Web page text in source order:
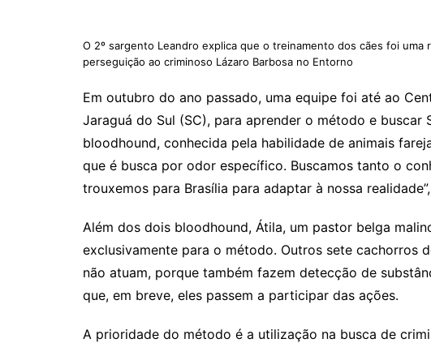
O 2º sargento Leandro explica que o treinamento dos cães foi
perseguição ao criminoso Lázaro Barbosa no Entorno
Em outubro do ano passado, uma equipe foi até ao
Jaraguá do Sul (SC), para aprender o método e buscar
bloodhound, conhecida pela habilidade de animais
que é busca por odor específico. Buscamos tanto o
trouxemos para Brasília para adaptar à nossa
Além dos dois bloodhound, Átila, um pastor belga
exclusivamente para o método. Outros sete cachorros
não atuam, porque também fazem detecção de
que, em breve, eles passem a participar das ações.
A prioridade do método é a utilização na busca de